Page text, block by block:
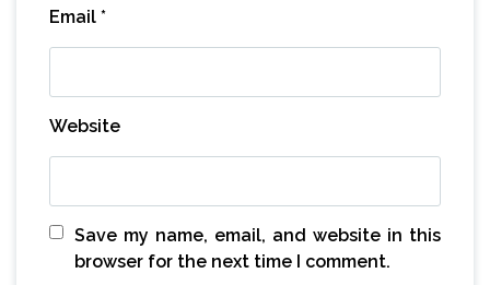
Email *
Website
Save my name, email, and website in this
browser for the next time I comment.